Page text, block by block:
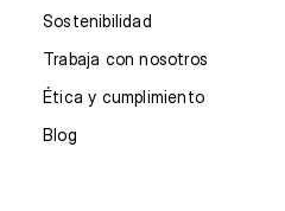
Sostenibilidad
Trabaja con nosotros
Ética y cumplimiento
Blog